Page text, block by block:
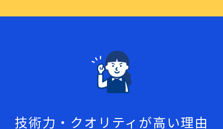
技術力・クオリティが高い理由